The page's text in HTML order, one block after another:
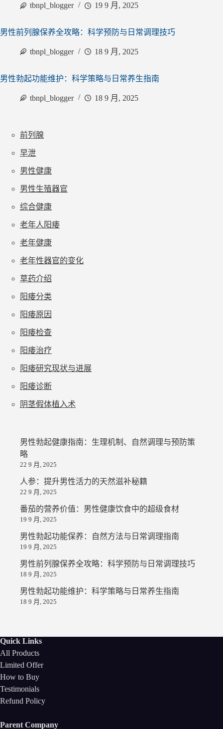
tbnpl_blogger 19 9 月, 2025
男性前列腺保养全攻略：科学预防与日常调理技巧
tbnpl_blogger 18 9 月, 2025
男性勃起功能维护：科学策略与日常养生指南
tbnpl_blogger 18 9 月, 2025
前列腺
早泄
男性健康
男性生殖器官
综合健康
老年人阳痿
老年健康
老年性器官的变化
草药介绍
阳痿分类
阳痿原因
阳痿检查
阳痿治疗
阳痿研究现状与进展
阳痿诊断
阴茎假体植入术
男性勃起健康指南：生理机制、自然调理与预防策
略
22 9 月, 2025
人参：提升男性活力的天然滋补秘籍
22 9 月, 2025
番茄的营养价值：男性健康饮食中的超级食材
19 9 月, 2025
男性勃起功能保养：自然方法与日常调理指南
19 9 月, 2025
男性前列腺保养全攻略：科学预防与日常调理技巧
18 9 月, 2025
男性勃起功能维护：科学策略与日常养生指南
18 9 月, 2025
Quick Links
All Products
Limited Offer
How to Buy
Testimonials
Refund Policy
Parent Company